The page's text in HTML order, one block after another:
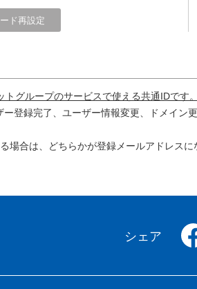
グループのサービスで使える共通IDです。
登録完了、ユーザー情報変更、ドメイン
場合は、どちらかが登録メールアドレスに
シェア